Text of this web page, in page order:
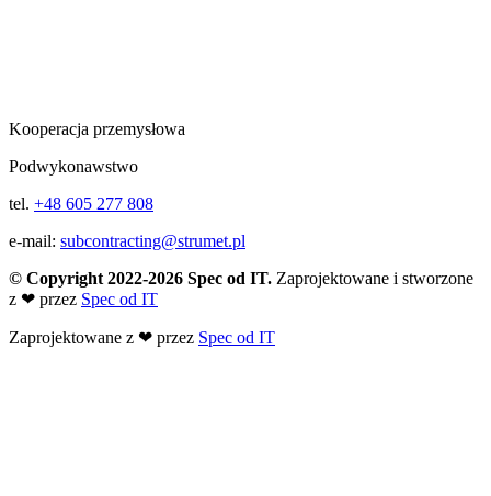
Kooperacja przemysłowa
Podwykonawstwo
tel. +48 605 277 808
e-mail: subcontracting@strumet.pl
© Copyright 2022-2026 Spec od IT. Zaprojektowane i stworzone
z ❤ przez Spec od IT
Zaprojektowane z ❤ przez Spec od IT